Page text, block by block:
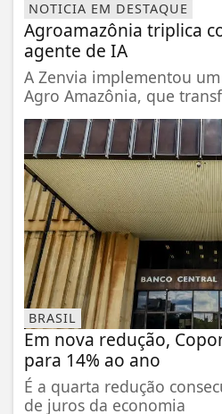
NOTICIA EM DESTAQUE
Agroamazônia triplica
agente de IA
A Zenvia implementou
Agro Amazônia, que
BRASIL
Em nova redução,
para 14% ao ano
É a quarta redução
de juros da economia